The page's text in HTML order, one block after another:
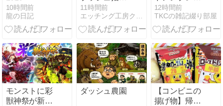
10時間前
龍の日記
バイエルン国
立歌劇場管弦
楽団 国民劇場
めの支援コン
サート
11時間前
エッチング工房クリスタルウインド
ラ」って何？
12時間前
TKCの雑記綴り部屋
モンストに彩
獣神祭が新登
ダッシュ農園
【コンビニの
揚げ物】帰り